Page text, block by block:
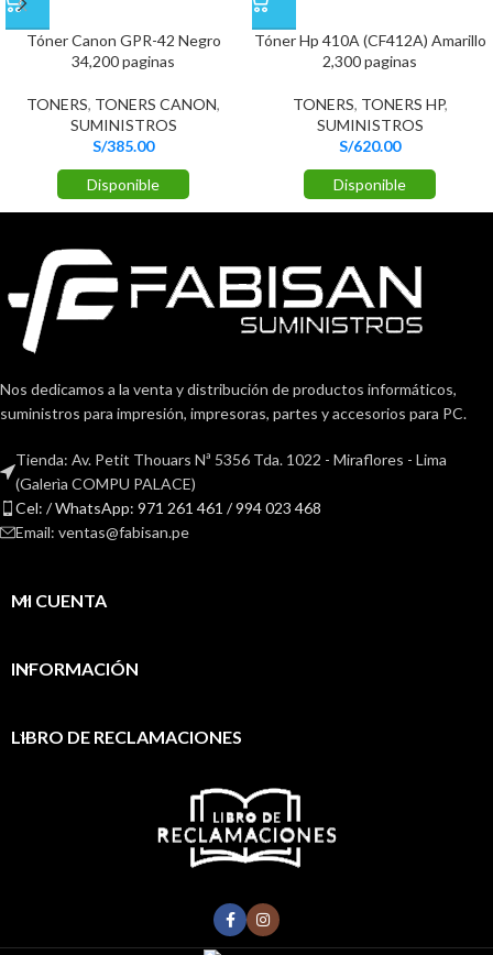
Tóner Canon GPR-42 Negro
34,200 paginas
TONERS, TONERS CANON,
SUMINISTROS
S/385.00
Disponible
Tóner Hp 410A (CF412A) Amarillo
2,300 paginas
TONERS, TONERS HP,
SUMINISTROS
S/620.00
Disponible
Nos dedicamos a la venta y distribución de productos informáticos,
suministros para impresión, impresoras, partes y accesorios para PC.
Tienda: Av. Petit Thouars Nª 5356 Tda. 1022 - Miraflores - Lima
(Galerìa COMPU PALACE)
Cel: / WhatsApp: 971 261 461 / 994 023 468
Email: ventas@fabisan.pe
MI CUENTA
INFORMACIÓN
LIBRO DE RECLAMACIONES